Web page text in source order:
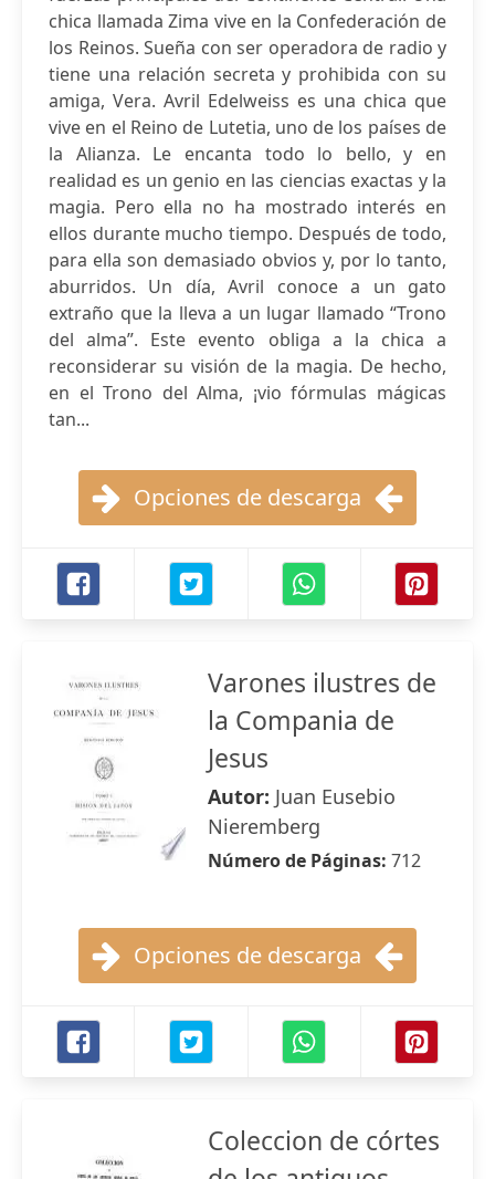
chica llamada Zima vive en la Confederación de
los Reinos. Sueña con ser operadora de radio y
tiene una relación secreta y prohibida con su
amiga, Vera. Avril Edelweiss es una chica que
vive en el Reino de Lutetia, uno de los países de
la Alianza. Le encanta todo lo bello, y en
realidad es un genio en las ciencias exactas y la
magia. Pero ella no ha mostrado interés en
ellos durante mucho tiempo. Después de todo,
para ella son demasiado obvios y, por lo tanto,
aburridos. Un día, Avril conoce a un gato
extraño que la lleva a un lugar llamado “Trono
del alma”. Este evento obliga a la chica a
reconsiderar su visión de la magia. De hecho,
en el Trono del Alma, ¡vio fórmulas mágicas
tan...
Opciones de descarga
Varones ilustres de
la Compania de
Jesus
Autor: Juan Eusebio
Nieremberg
Número de Páginas: 712
Opciones de descarga
Coleccion de córtes